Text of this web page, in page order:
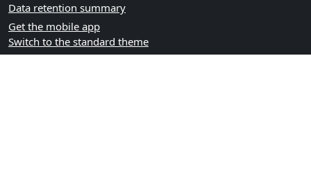
Data retention summary
Get the mobile app
Switch to the standard theme